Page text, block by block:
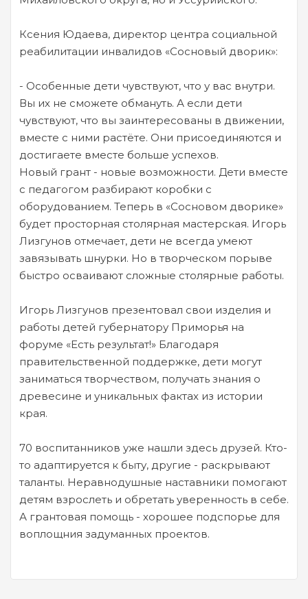
Ксения Юдаева, директор центра социальной
реабилитации инвалидов «Сосновый дворик»:
- Особенные дети чувствуют, что у вас внутри.
Вы их не сможете обмануть. А если дети
чувствуют, что вы заинтересованы в движении,
вместе с ними растёте. Они присоединяются и
достигаете вместе больше успехов.
Новый грант - новые возможности. Дети вместе
с педагогом разбирают коробки с
оборудованием. Теперь в «Сосновом дворике»
будет просторная столярная мастерская. Игорь
Лизгунов отмечает, дети не всегда умеют
завязывать шнурки. Но в творческом порыве
быстро осваивают сложные столярные работы.
Игорь Лизгунов презентовал свои изделия и
работы детей губернатору Приморья на
форуме «Есть результат!» Благодаря
правительственной поддержке, дети могут
заниматься творчеством, получать знания о
древесине и уникальных фактах из истории
края.
70 воспитанников уже нашли здесь друзей. Кто-
то адаптируется к быту, другие - раскрывают
таланты. Неравнодушные наставники помогают
детям взрослеть и обретать уверенность в себе.
А грантовая помощь - хорошее подспорье для
воплощния задуманных проектов.